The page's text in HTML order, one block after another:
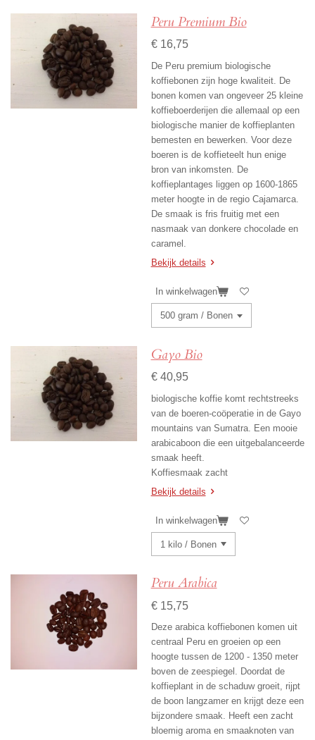
Peru Premium Bio
€ 16,75
De Peru premium biologische
koffiebonen zijn hoge kwaliteit. De
bonen komen van ongeveer 25 kleine
koffieboerderijen die allemaal op een
biologische manier de koffieplanten
bemesten en bewerken. Voor deze
boeren is de koffieteelt hun enige
bron van inkomsten. De
koffieplantages liggen op 1600-1865
meter hoogte in de regio Cajamarca.
De smaak is fris fruitig met een
nasmaak van donkere chocolade en
caramel.
Bekijk details
In winkelwagen
Gayo Bio
€ 40,95
biologische koffie komt rechtstreeks
van de boeren-coöperatie in de Gayo
mountains van Sumatra. Een mooie
arabicaboon die een uitgebalanceerde
smaak heeft.
Koffiesmaak zacht
Bekijk details
In winkelwagen
Peru Arabica
€ 15,75
Deze arabica koffiebonen komen uit
centraal Peru en groeien op een
hoogte tussen de 1200 - 1350 meter
boven de zeespiegel. Doordat de
koffieplant in de schaduw groeit, rijpt
de boon langzamer en krijgt deze een
bijzondere smaak. Heeft een zacht
bloemig aroma en smaaknoten van